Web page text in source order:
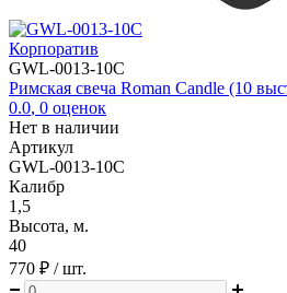
Корпоратив
GWL-0013-10C
Римская свеча Roman Candle (10
0.0, 0 оценок
Нет в наличии
Артикул
GWL-0013-10C
Калибр
1,5
Высота, м.
40
770 ₽ / шт.